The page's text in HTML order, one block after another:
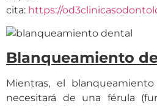
cita: https://
Blanqueamiento
Mientras, el
necesitará de una férula